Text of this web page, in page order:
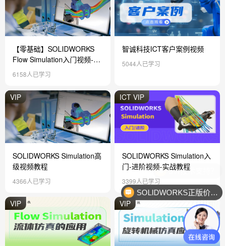
【零基础】SOLIDWORKS
Flow Simulation入门视频-实
战课程
6158人已学习
智诚科技ICT客户案例视频
5044人已学习
VIP
SOLIDWORKS Simulation高
级视频教程
4366人已学习
ICT VIP
SOLIDWORKS Simulation入
门-进阶视频-实战教程
3399人已学习
VIP VIP
SOLIDWORKS正版价格？